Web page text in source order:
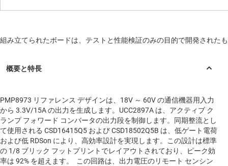
PMP8973 リファレンス デザインは、18V ～ 60V の通信機器用入力
から 3.3V/15A の出力を生成します。UCC2897A は、アクティブ ク
ランプ フォワード コンバータの出力段を制御します。同期整流とし
て使用される CSD16415Q5 および CSD18502Q5B は、低ゲート電荷
および低 RDSon により、高効率設計を実現します。この設計は標準
の 1/8 ブリック フットプリントでレイアウトされており、ピーク効
率は 92% を超えます。 この回路は、出力電圧のリモート センシン
組み立てられたボードは、テストと性能検証のみの目的で開発された